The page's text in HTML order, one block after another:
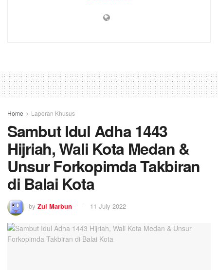
Home Laporan Khusus
Sambut Idul Adha 1443
Hijriah, Wali Kota Medan &
Unsur Forkopimda Takbiran
di Balai Kota
by Zul Marbun 11 July 2022